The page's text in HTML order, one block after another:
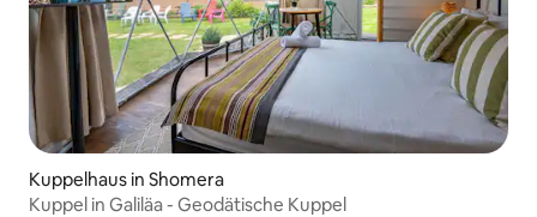
Kuppelhaus in Shomera
Kuppel in Galiläa - Geodätische Kuppel